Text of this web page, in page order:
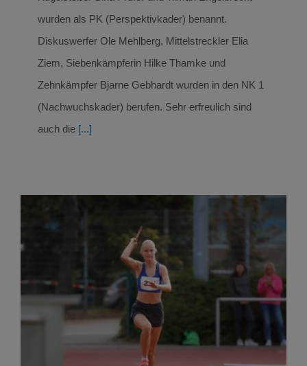
wurden als PK (Perspektivkader) benannt.
Diskuswerfer Ole Mehlberg, Mittelstreckler Elia
Ziem, Siebenkämpferin Hilke Thamke und
Zehnkämpfer Bjarne Gebhardt wurden in den NK 1
(Nachwuchskader) berufen. Sehr erfreulich sind
auch die [...]
Erfolgreicher Abschluss für SCN Nachwuchs
bei den Norddeutschen Meisterschaften in
Rostock
Leichtathletik Leichtathletik Ergebnisse